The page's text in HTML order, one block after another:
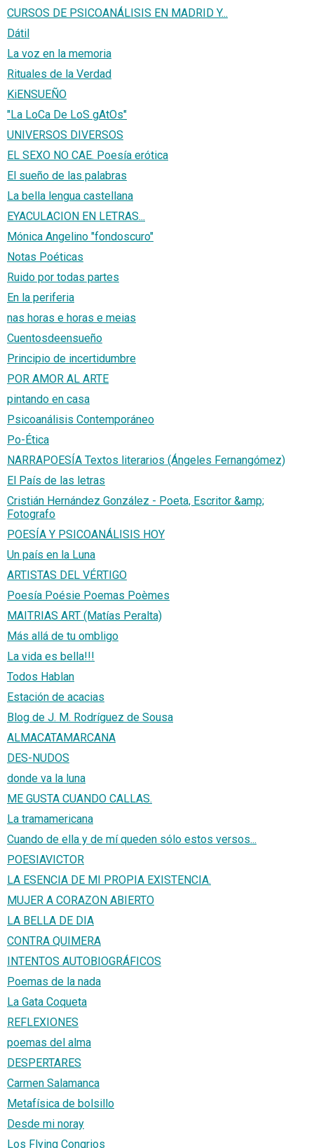
CURSOS DE PSICOANÁLISIS EN MADRID Y...
Dátil
La voz en la memoria
Rituales de la Verdad
KiENSUEÑO
"La LoCa De LoS gAtOs"
UNIVERSOS DIVERSOS
EL SEXO NO CAE. Poesía erótica
El sueño de las palabras
La bella lengua castellana
EYACULACION EN LETRAS...
Mónica Angelino "fondoscuro"
Notas Poéticas
Ruido por todas partes
En la periferia
nas horas e horas e meias
Cuentosdeensueño
Principio de incertidumbre
POR AMOR AL ARTE
pintando en casa
Psicoanálisis Contemporáneo
Po-Ética
NARRAPOESÍA Textos literarios (Ángeles Fernangómez)
El País de las letras
Cristián Hernández González - Poeta, Escritor &amp;
Fotografo
POESÍA Y PSICOANÁLISIS HOY
Un país en la Luna
ARTISTAS DEL VÉRTIGO
Poesía Poésie Poemas Poèmes
MAITRIAS ART (Matías Peralta)
Más allá de tu ombligo
La vida es bella!!!
Todos Hablan
Estación de acacias
Blog de J. M. Rodríguez de Sousa
ALMACATAMARCANA
DES-NUDOS
donde va la luna
ME GUSTA CUANDO CALLAS.
La tramamericana
Cuando de ella y de mí queden sólo estos versos...
POESIAVICTOR
LA ESENCIA DE MI PROPIA EXISTENCIA.
MUJER A CORAZON ABIERTO
LA BELLA DE DIA
CONTRA QUIMERA
INTENTOS AUTOBIOGRÁFICOS
Poemas de la nada
La Gata Coqueta
REFLEXIONES
poemas del alma
DESPERTARES
Carmen Salamanca
Metafísica de bolsillo
Desde mi noray
Los Flying Congrios